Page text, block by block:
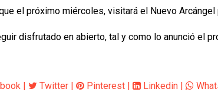
el próximo miércoles, visitará el Nuevo
disfrutado en abierto, tal y como lo anunció el
| Twitter | Pinterest | Linkedin |